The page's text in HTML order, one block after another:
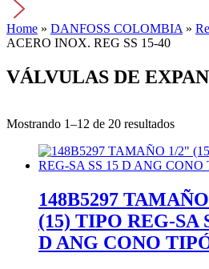
Home » DANFOSS COLOMBIA»
ACERO INOX. REG SS 15-40
VÁLVULAS DE
Mostrando 1–12 de 20 resultados
148B5297
(15) TIPO REG-SA
D ANG CONO